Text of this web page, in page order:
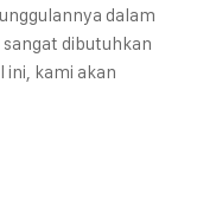
dalam
dibutuhkan
ini, kami akan